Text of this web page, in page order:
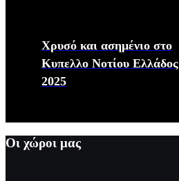
Χρυσό και ασημένιο στο
Κυπελλο Νοτίου Ελλάδος
2025
Οι χώροι μας